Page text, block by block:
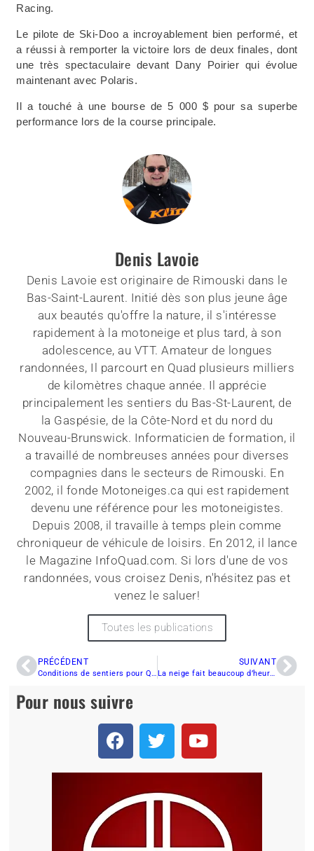
Racing.
Le pilote de Ski-Doo a incroyablement bien performé, et
a réussi à remporter la victoire lors de deux finales, dont
une très spectaculaire devant Dany Poirier qui évolue
maintenant avec Polaris.
Il a touché à une bourse de 5 000 $ pour sa superbe
performance lors de la course principale.
Denis Lavoie
Denis Lavoie est originaire de Rimouski dans le
Bas-Saint-Laurent. Initié dès son plus jeune âge
aux beautés qu'offre la nature, il s'intéresse
rapidement à la motoneige et plus tard, à son
adolescence, au VTT. Amateur de longues
randonnées, Il parcourt en Quad plusieurs milliers
de kilomètres chaque année. Il apprécie
principalement les sentiers du Bas-St-Laurent, de
la Gaspésie, de la Côte-Nord et du nord du
Nouveau-Brunswick. Informaticien de formation, il
a travaillé de nombreuses années pour diverses
compagnies dans le secteurs de Rimouski. En
2002, il fonde Motoneiges.ca qui est rapidement
devenu une référence pour les motoneigistes.
Depuis 2008, il travaille à temps plein comme
chroniqueur de véhicule de loisirs. En 2012, il lance
le Magazine InfoQuad.com. Si lors d'une de vos
randonnées, vous croisez Denis, n'hésitez pas et
venez le saluer!
Toutes les publications
PRÉCÉDENT
Conditions de sentiers pour Québec/Charlevoix
SUIVANT
La neige fait beaucoup d’heureux!
Pour nous suivre